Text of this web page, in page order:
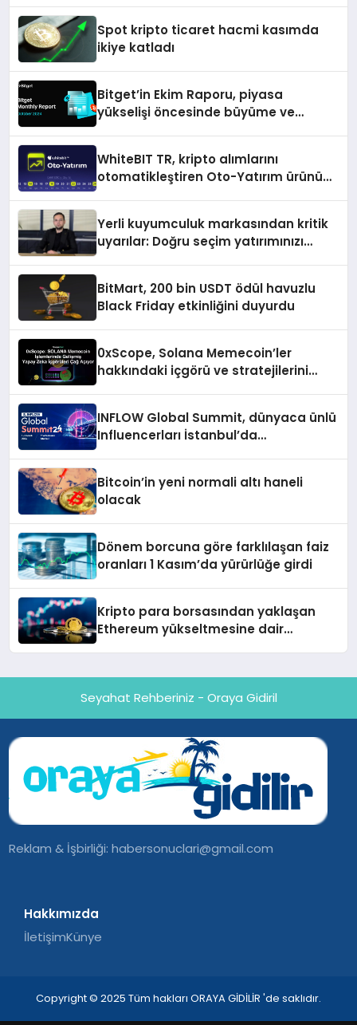
Spot kripto ticaret hacmi kasımda
ikiye katladı
Bitget’in Ekim Raporu, piyasa
yükselişi öncesinde büyüme ve
WhiteBIT TR, kripto alımlarını
otomatikleştiren Oto-Yatırım ürününü
Yerli kuyumculuk markasından kritik
uyarılar: Doğru seçim yatırımınızı
BitMart, 200 bin USDT ödül havuzlu
Black Friday etkinliğini duyurdu
0xScope, Solana Memecoin’ler
hakkındaki içgörü ve stratejilerini
INFLOW Global Summit, dünyaca ünlü
Influencerları İstanbul’da
Bitcoin’in yeni normali altı haneli
olacak
Dönem borcuna göre farklılaşan faiz
oranları 1 Kasım’da yürürlüğe girdi
Kripto para borsasından yaklaşan
Ethereum yükseltmesine dair
Seyahat Rehberiniz - Oraya Gidiril
Reklam & İşbirliği:habersonuclari@gmail.com
Hakkımızda
İletişimKünye
Copyright © 2025 Tüm hakları ORAYA GİDİLİR 'de saklıdır.